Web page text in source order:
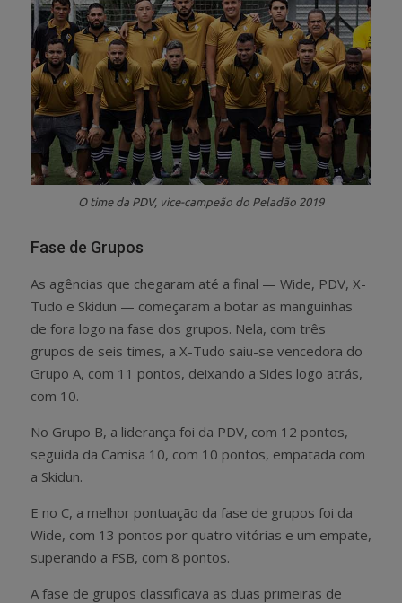
O time da PDV, vice-campeão do Peladão 2019
Fase de Grupos
As agências que chegaram até a final — Wide, PDV, X-
Tudo e Skidun — começaram a botar as manguinhas
de fora logo na fase dos grupos. Nela, com três
grupos de seis times, a X-Tudo saiu-se vencedora do
Grupo A, com 11 pontos, deixando a Sides logo atrás,
com 10.
No Grupo B, a liderança foi da PDV, com 12 pontos,
seguida da Camisa 10, com 10 pontos, empatada com
a Skidun.
E no C, a melhor pontuação da fase de grupos foi da
Wide, com 13 pontos por quatro vitórias e um empate,
superando a FSB, com 8 pontos.
A fase de grupos classificava as duas primeiras de